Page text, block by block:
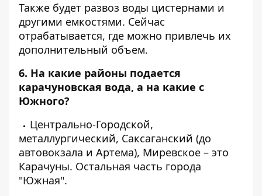
Также будет развоз воды цистернами и
другими емкостями. Сейчас
отрабатывается, где можно привлечь их
дополнительный объем.
6. На какие районы подается
карачуновская вода, а на какие с
Южного?
Центрально-Городской,
металлургический, Саксаганский (до
автовокзала и Артема), Миревское – это
Карачуны. Остальная часть города
"Южная".